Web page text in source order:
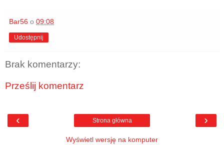
Bar56 o 09:08
Udostępnij
Brak komentarzy:
Prześlij komentarz
‹ ›
Strona główna
Wyświetl wersję na komputer